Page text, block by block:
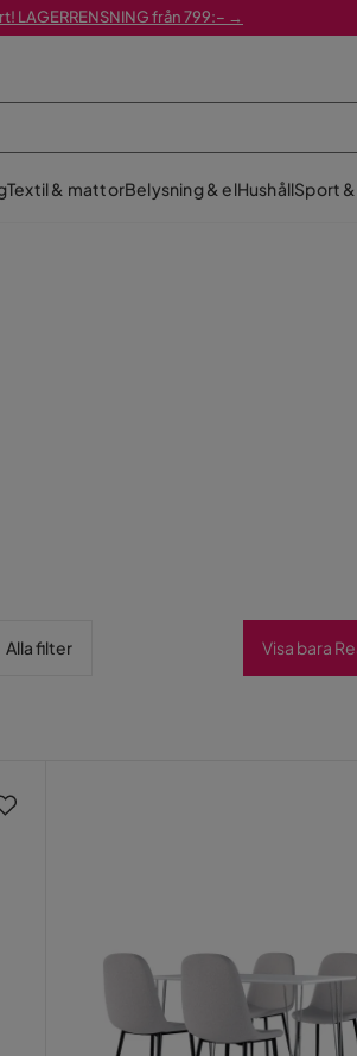
LAGERRENSNING från 799:– →
Textil & mattorBelysning & elHushållSport
Alla filter Visa bara